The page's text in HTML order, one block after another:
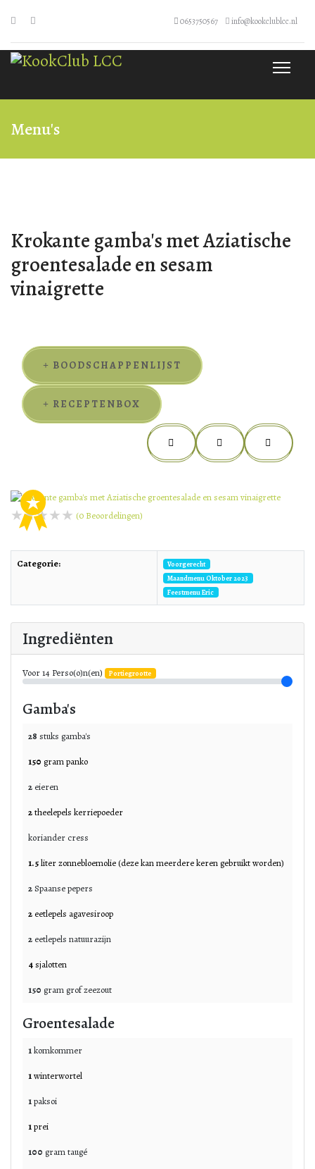
0653750567 info@kookclublcc.nl
Menu's
Krokante gamba's met Aziatische
groentesalade en sesam
vinaigrette
BOODSCHAPPENLIJST
RECEPTENBOX
(0 Beoordelingen)
Categorie:
Voorgerecht
Maandmenu Oktober 2023
Feestmenu Eric
Ingrediënten
Voor14 Perso(o)n(en) Portiegrootte
Gamba's
28 stuks gamba's
150 grampanko
2 eieren
2theelepels kerriepoeder
koriander cress
1.5literzonnebloemolie (deze kan meerdere keren gebruikt worden)
2Spaanse pepers
2 eetlepels agavesiroop
2 eetlepels natuurazijn
4sjalotten
150 gramgrof zeezout
Groentesalade
1komkommer
1winterwortel
1paksoi
1prei
100 gramtaugé